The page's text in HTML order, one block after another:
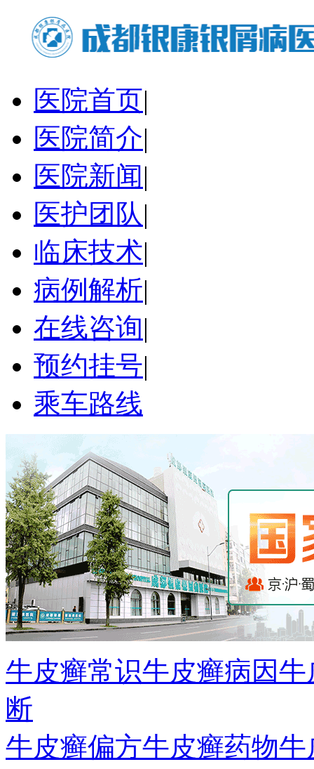
医院首页|
医院简介|
医院新闻|
医护团队|
临床技术|
病例解析|
在线咨询|
预约挂号|
乘车路线
牛皮癣常识牛皮癣病因牛
断
牛皮癣偏方牛皮癣药物牛